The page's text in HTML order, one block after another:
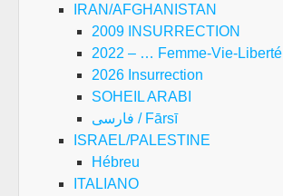
IRAN/AFGHANISTAN
2009 INSURRECTION
2022 – … Femme-Vie-Liberté
2026 Insurrection
SOHEIL ARABI
فارسی / Fārsī
ISRAEL/PALESTINE
Hébreu
ITALIANO